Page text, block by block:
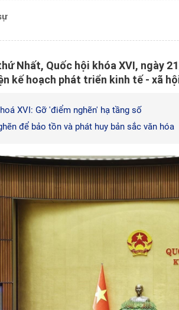
Nhất, Quốc hội khóa XVI, ngày
kế hoạch phát triển kinh tế - xã
XVI: Gỡ 'điểm nghẽn' hạ tầng số
để bảo tồn và phát huy bản sắc văn hóa